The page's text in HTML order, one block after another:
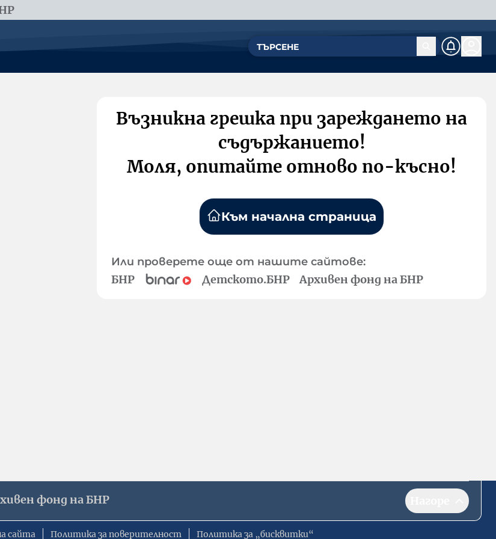
Възникна грешка при зареждането на
съдържанието!
Моля, опитайте отново по-късно!
Към начална страница
Или проверете още от нашите сайтове:
БНР Детското.БНР Архивен фонд на БНР
фонд на БНР
сайта Политика за поверителност Политика за „бисквитки“